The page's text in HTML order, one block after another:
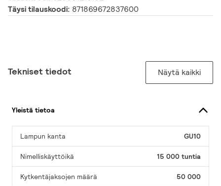
Täysi tilauskoodi: 871869672837600
Tekniset tiedot Näytä kaikki
Yleistä tietoa
Lampun kanta GU10
Nimelliskäyttöikä 15 000 tuntia
Kytkentäjaksojen määrä 50 000